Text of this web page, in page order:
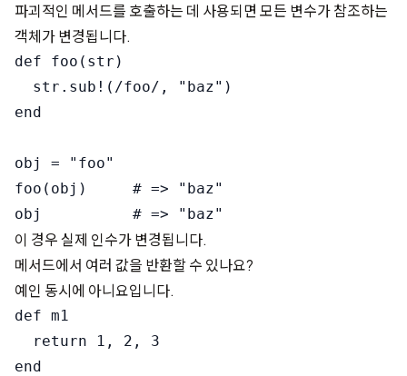
파괴적인 메서드를 호출하는 데 사용되면 모든 변수가 참조하는
객체가 변경됩니다.
def foo(str)
  str.sub!(/foo/, "baz")
end
obj = "foo"
foo(obj)     # => "baz"
이 경우 실제 인수가 변경됩니다.
메서드에서 여러 값을 반환할 수 있나요?
예인 동시에 아니요입니다.
def m1
  return 1, 2, 3
end